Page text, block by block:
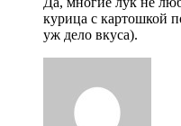
курица с картошкой
уж дело вкуса).